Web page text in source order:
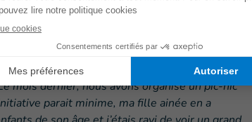
les propos de Badria. Père de deux
de leur garantir un meilleur avenir. «
dans ce projet. Je voulais porter leur
à quel point ils souffraient. A travers mon
mois dernier, nous avons organisé un pic-nic
parait minime, ma fille ainée en a